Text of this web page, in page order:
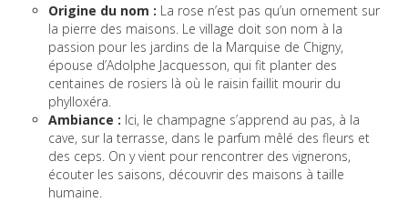
Origine du nom : La rose n’est pas qu’un ornement sur
la pierre des maisons. Le village doit son nom à la
passion pour les jardins de la Marquise de Chigny,
épouse d’Adolphe Jacquesson, qui fit planter des
centaines de rosiers là où le raisin faillit mourir du
phylloxéra.
Ambiance : Ici, le champagne s’apprend au pas, à la
cave, sur la terrasse, dans le parfum mêlé des fleurs et
des ceps. On y vient pour rencontrer des vignerons,
écouter les saisons, découvrir des maisons à taille
humaine.